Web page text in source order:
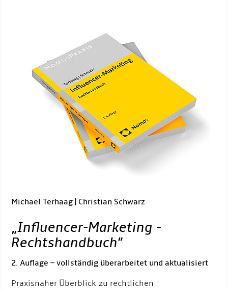
Michael Terhaag | Christian Schwarz
„Influencer-Marketing -
Rechtshandbuch“
2. Auflage – vollständig überarbeitet und aktualisiert
Praxisnaher Überblick zu rechtlichen